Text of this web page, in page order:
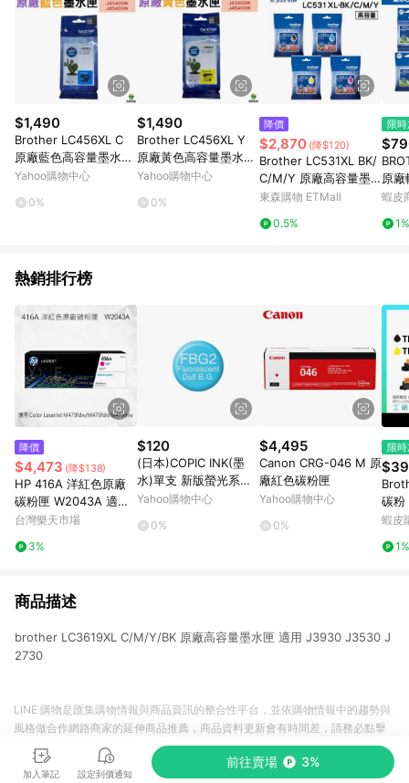
使用APP、或中途瀏覽比價網、回饋網、Google等其他網頁、或
由網頁版(電腦版/手機版網頁)切換為App都將會造成追蹤中斷而
無法進行 LINE POINTS 回饋。 (5) LINE 購物為購物資訊整合性
平台，商品資料更新會有時間差，如顯示之商品規格、顏色、價
位、贈品與台灣樂天市場銷售網頁不符，以銷售網頁標示為準。
(6) 導購訂單已逾 365 天，根據台灣樂天回饋規定，逾期訂單將
不符合回饋資格。 (7) 若上述或其他原因，致使消費者無接收到
點數回饋或點數回饋有爭議，台灣樂天市場保有更改條款與法律
追訴之權利，活動詳情以樂天市場網站公告為準。
$1,490
Brother LC456XL C
原廠藍色高容量墨水匣
適用 : MFC-J4340D
Yahoo購物中心
0%
$1,490
Brother LC456XL Y
原廠黃色高容量墨水匣
適用 : MFC-J4340D
Yahoo購物中心
0%
降價
$2,870 (降$120)
Brother LC531XL BK/
C/M/Y 原廠高容量墨
水匣 四色組合
東森購物 ETMall
0.5%
限
原
匣
DW)
蝦皮
1%
熱銷排行榜
降價
$4,473 (降$138)
HP 416A 洋紅色原廠
碳粉匣 W2043A 適用
M479fdw/M479fdn/
M454dn
台灣樂天市場
3%
$120
(日本)COPIC INK(墨
水)單支 新版螢光系列-
FBG2
Yahoo購物中心
0%
$4,495
Canon CRG-046 M 原
廠紅色碳粉匣
Yahoo購物中心
0%
限
碳粉
FC-
蝦皮
1%
商品描述
brother LC3619XL C/M/Y/BK 原廠高容量墨水匣 適用 J3930 J3530 J
2730
加入筆記 設定到價通知
前往賣場 3%
LINE 購物是匯集購物情報與商品資訊的整合性平台，並依購物情報中的趨勢與
風格做合作網路商家的延伸商品推薦，商品資料更新會有時間差，請務必點擊
商品至各合作網路商家，確認現售價與購物條件，一切資訊以合作廠商網頁為
準。